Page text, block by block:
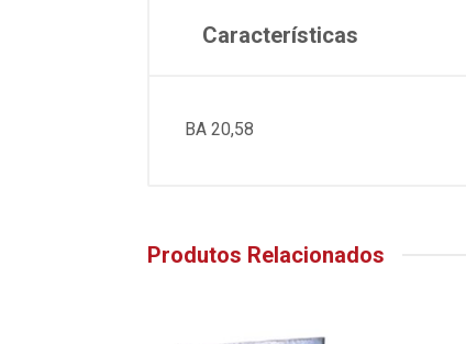
Características
BA 20,58
Produtos Relacionados